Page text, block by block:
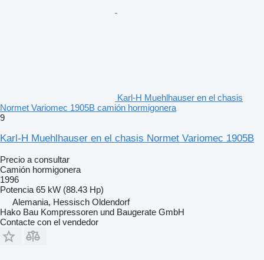
Karl-H Muehlhauser en el chasis
Normet Variomec 1905B camión hormigonera
9
Karl-H Muehlhauser en el chasis Normet Variomec 1905B
Precio a consultar
Camión hormigonera
1996
Potencia 65 kW (88.43 Hp)
Alemania, Hessisch Oldendorf
Hako Bau Kompressoren und Baugerate GmbH
Contacte con el vendedor